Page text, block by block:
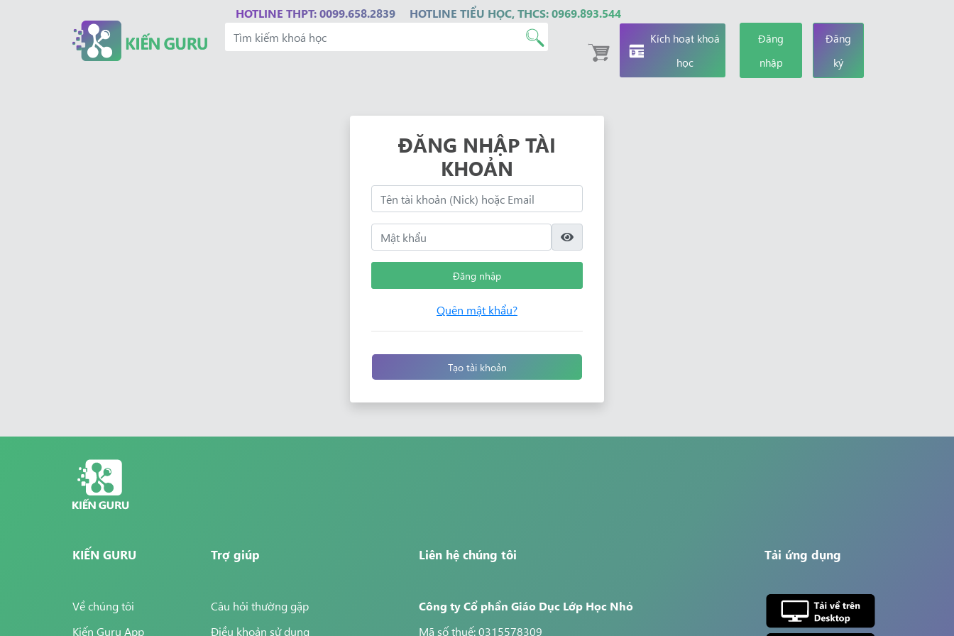
HOTLINE THPT: 0099.658.2839 HOTLINE TIỂU HỌC, THCS: 0969.893.544
Kích hoạt khoá
học
Đăng
nhập
Đăng
ký
ĐĂNG NHẬP TÀI
KHOẢN
Đăng nhập
Quên mật khẩu?
Tạo tài khoản
KIẾN GURU
Về chúng tôi
Kiến Guru App
Trợ giúp
Câu hỏi thường gặp
Điều khoản sử dụng
Liên hệ chúng tôi
Công ty Cổ phần Giáo Dục Lớp Học Nhỏ
Mã số thuế: 0315578309
Tải ứng dụng